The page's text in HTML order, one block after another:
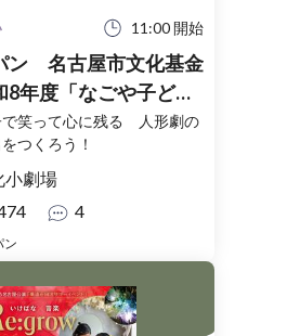
11:00 開始
ン 名古屋市文化基金
年度「なごや子ども
回劇場」
で笑って心に残る 人形劇の
つくろう！
小劇場
4
ン